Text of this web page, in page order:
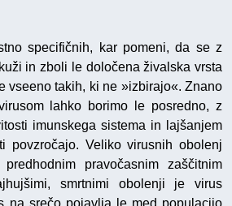
specifičnih, kar pomeni, da se z
in zboli le določena živalska vrsta
vseeno takih, ki ne »izbirajo«. Znano
lahko borimo le posredno, z
imunskega sistema in lajšanjem
povzročajo. Veliko virusnih obolenj
pravočasnim zaščitnim
smrtnimi obolenji je virus